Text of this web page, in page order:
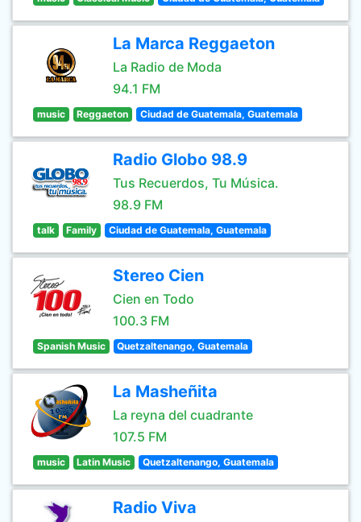
La Marca Reggaeton
La Radio de Moda
94.1 FM
music Reggaeton Ciudad de Guatemala, Guatemala
Radio Globo 98.9
Tus Recuerdos, Tu Música.
98.9 FM
talk Family Ciudad de Guatemala, Guatemala
Stereo Cien
Cien en Todo
100.3 FM
Spanish Music Quetzaltenango, Guatemala
La Masheñita
La reyna del cuadrante
107.5 FM
music Latin Music Quetzaltenango, Guatemala
Radio Viva